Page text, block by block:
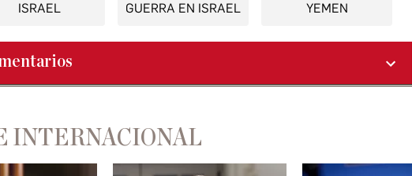
ISRAEL GUERRA EN ISRAEL YEMEN
INTERNACIONAL